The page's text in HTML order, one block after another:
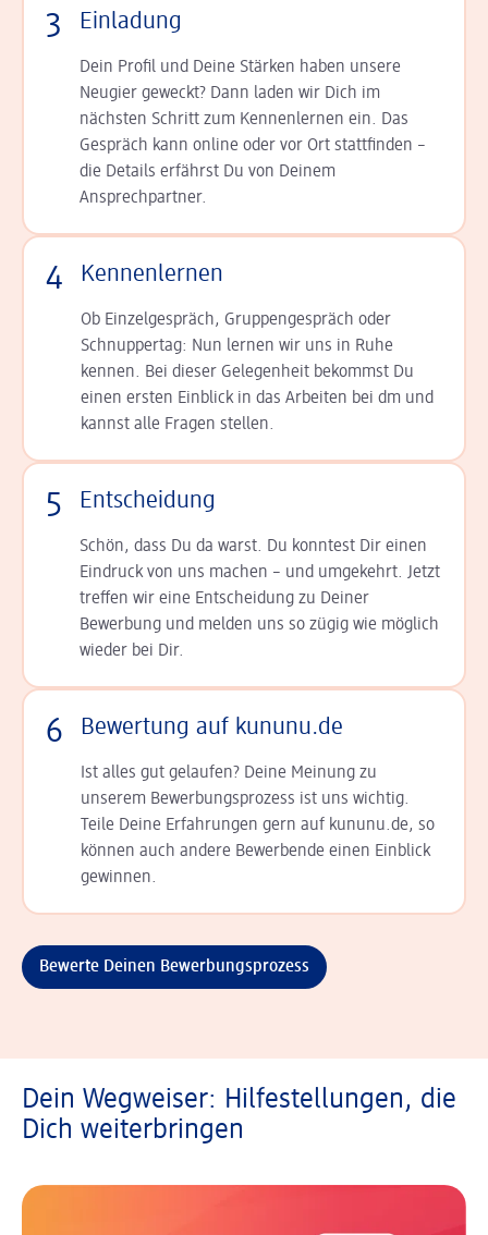
3 Einladung
Dein Profil und Deine Stär­ken haben unsere
Neugier geweckt? Dann laden wir Dich im
nächsten Schritt zum Kennen­lernen ein. Das
Gespräch kann online oder vor Ort statt­finden –
die Details er­fährst Du von Deinem
Ansprechpartner.
4 Kennenlernen
Ob Einzelgespräch, Grup­pen­gespräch oder
Schnup­per­tag: Nun lernen wir uns in Ruhe
kennen. Bei dieser Gelegenheit bekommst Du
einen ersten Einblick in das Arbeiten bei dm und
kannst alle Fragen stellen.
5 Entscheidung
Schön, dass Du da warst. Du konntest Dir einen
Ein­druck von uns machen – und umgekehrt. Jetzt
tref­fen wir eine Entscheidung zu Deiner
Bewerbung und melden uns so zügig wie möglich
wieder bei Dir.
6 Bewertung auf kununu.de
Ist alles gut gelaufen? Deine Meinung zu
unserem Bewerbungsprozess ist uns wichtig.
Teile Deine Erfahrungen gern auf kununu.de, so
können auch andere Bewerbende einen Einblick
gewinnen.
Bewerte Deinen Bewerbungsprozess
Dein Wegweiser: Hilfestellungen, die
Dich weiterbringen